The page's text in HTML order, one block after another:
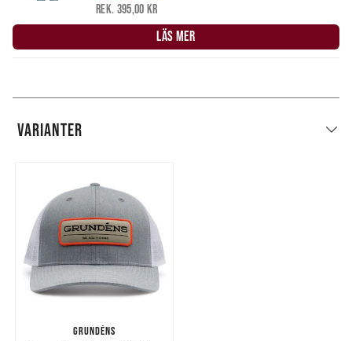
Rek. 395,00 kr
LÄS MER
VARIANTER
GRUNDÉNS